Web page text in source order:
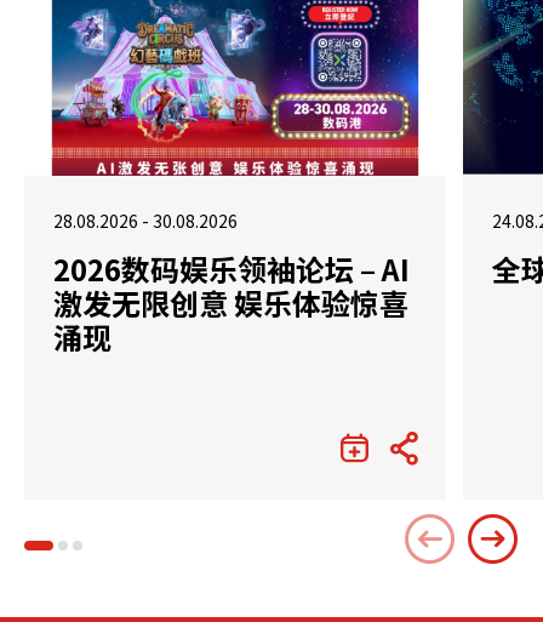
28.08.2026 - 30.08.2026
2026数码娱乐领袖论坛 – AI
激发无限创意 娱乐体验惊喜
涌现
全